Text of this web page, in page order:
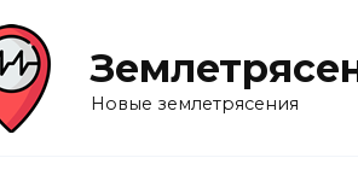
Новые землетрясения